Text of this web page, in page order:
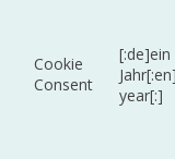
Cookie
Consent
[:de]ein
year[:]